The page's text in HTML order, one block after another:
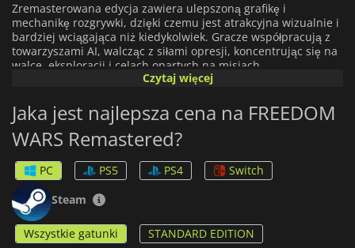
Zremasterowana edycja zawiera ulepszoną grafikę i
mechanikę rozgrywki, dzięki czemu jest atrakcyjna wizualnie i
bardziej wciągająca niż kiedykolwiek. Gracze współpracują z
towarzyszami AI, walcząc z siłami opresji, koncentrując się na
walce, eksploracji i celach opartych na misjach.
osobistej i walki z totalitarnym reżimem, który stara się
kontrolować każdy aspekt życia. Gra pozwala graczom
dostosować swoje postacie, broń i umiejętności, oferując
W miarę postępów będziesz angażować się w misje, które nie
tylko rozwijają fabułę, ale także przyczyniają się do rozwoju
twojej postaci. Połączenie akcji, strategii i elementów
fabularnych zapewnia fascynujące wrażenia, zachęcając
graczy do zagłębienia się w narrację gry i budowanie świata.
Czytaj więcej
Jaka jest najlepsza cena na FREEDOM
WARS Remastered?
PC PS5 PS4
Switch
Steam
Wszystkie gatunki
STANDARD EDITION